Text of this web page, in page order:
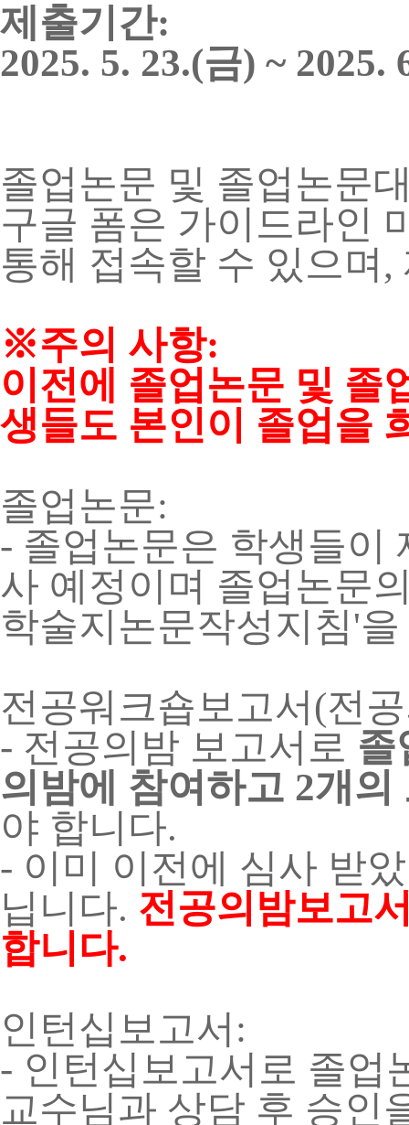
제출기간:
2025. 5. 23.(금) ~ 2025.
졸업논문 및 졸업논문
구글 폼은 가이드라인
통해 접속할 수 있으며
※주의 사항:
이전에 졸업논문 및 졸
생들도 본인이 졸업을
졸업논문:
- 졸업논문은 학생들이
사 예정이며 졸업논문
학술지논문작성지침'
전공워크숍보고서(전
- 전공의밤 보고서로 졸
의밤에 참여하고 2개
야 합니다.
- 이미 이전에 심사 받
닙니다. 전공의밤보고
합니다.
인턴십보고서:
- 인턴십보고서로 졸업
교수님과 상담 후 승인